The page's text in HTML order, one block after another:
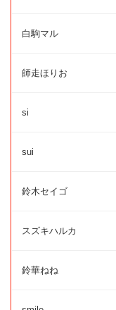
白駒マル
師走ほりお
si
sui
鈴木セイゴ
スズキハルカ
鈴華ねね